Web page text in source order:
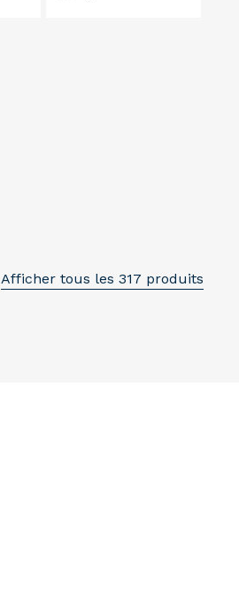
Afficher tous les 317 produits